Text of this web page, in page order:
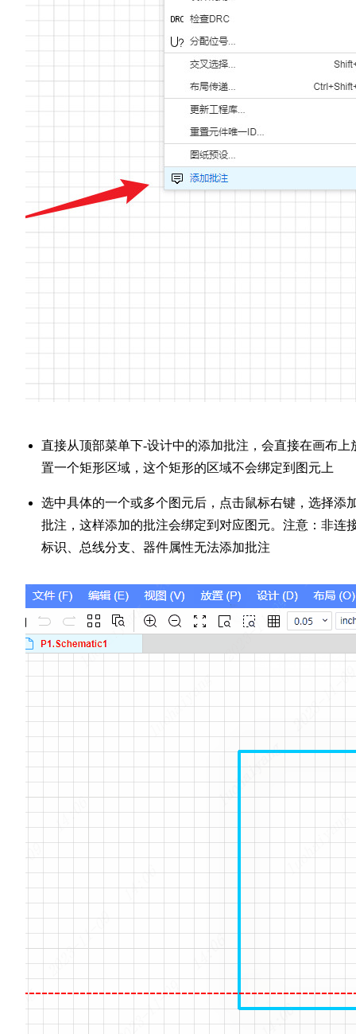
直接从顶部菜单下-设计中的添加批注，会直接在画布上
置一个矩形区域，这个矩形的区域不会绑定到图元上
选中具体的一个或多个图元后，点击鼠标右键，选择添
批注，这样添加的批注会绑定到对应图元。注意：非连
标识、总线分支、器件属性无法添加批注